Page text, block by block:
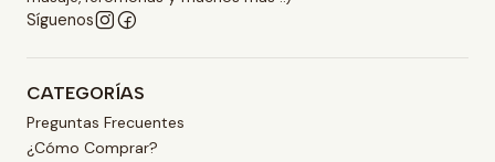
Síguenos
CATEGORÍAS
Preguntas Frecuentes
¿Cómo Comprar?